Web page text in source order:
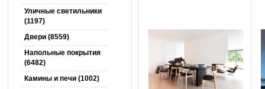
Уличные светильники
(1197)
Двери (8559)
Напольные покрытия
(6482)
Камины и печи (1002)